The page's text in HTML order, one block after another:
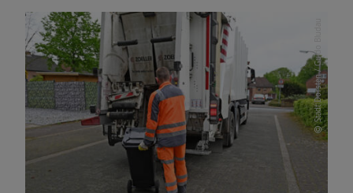
Stadt Dorsten / Guido Bludau